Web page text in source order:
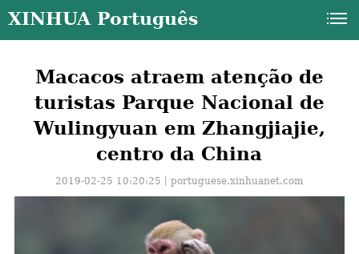
XINHUA Português
Macacos atraem atenção de
turistas Parque Nacional de
Wulingyuan em Zhangjiajie,
centro da China
2019-02-25 10:20:25丨portuguese.xinhuanet.com